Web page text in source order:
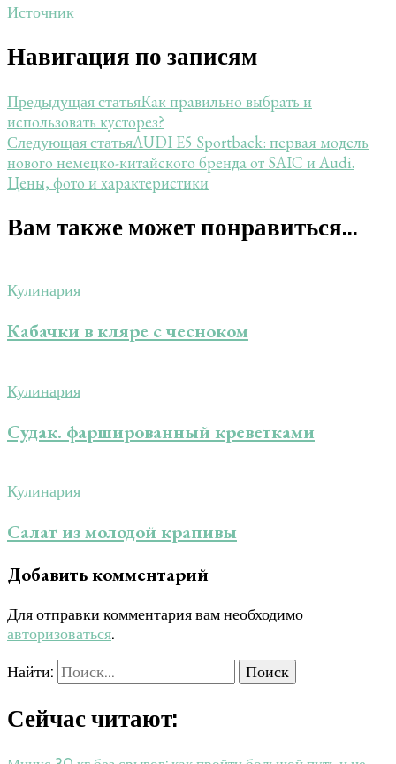
Источник
Навигация по записям
Предыдущая статьяКак правильно выбрать и
использовать кусторез?
Следующая статьяAUDI E5 Sportback: первая модель
нового немецко-китайского бренда от SAIC и Audi.
Цены, фото и характеристики
Вам также может понравиться...
Кулинария
Кабачки в кляре с чесноком
Кулинария
Судак. фаршированный креветками
Кулинария
Салат из молодой крапивы
Добавить комментарий
Для отправки комментария вам необходимо
авторизоваться.
Найти:
Сейчас читают: